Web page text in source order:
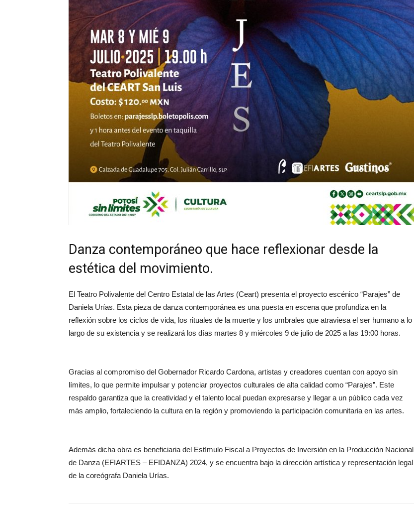
Danza contemporáneo que hace reflexionar desde la
estética del movimiento.
El Teatro Polivalente del Centro Estatal de las Artes (Ceart) presenta el proyecto escénico “Parajes” de
Daniela Urías. Esta pieza de danza contemporánea es una puesta en escena que profundiza en la
reflexión sobre los ciclos de vida, los rituales de la muerte y los umbrales que atraviesa el ser humano a lo
largo de su existencia y se realizará los días martes 8 y miércoles 9 de julio de 2025 a las 19:00 horas.
Gracias al compromiso del Gobernador Ricardo Cardona, artistas y creadores cuentan con apoyo sin
límites, lo que permite impulsar y potenciar proyectos culturales de alta calidad como “Parajes”. Este
respaldo garantiza que la creatividad y el talento local puedan expresarse y llegar a un público cada vez
más amplio, fortaleciendo la cultura en la región y promoviendo la participación comunitaria en las artes.
Además dicha obra es beneficiaria del Estímulo Fiscal a Proyectos de Inversión en la Producción Nacional
de Danza (EFIARTES – EFIDANZA) 2024, y se encuentra bajo la dirección artística y representación legal
de la coreógrafa Daniela Urías.